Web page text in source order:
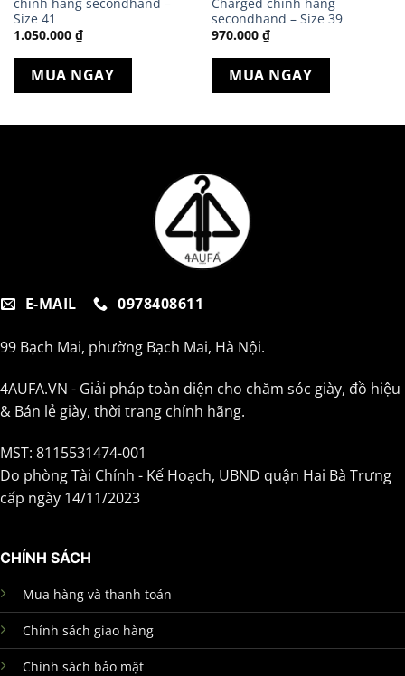
Size 41
1.050.000 ₫
MUA NGAY
secondhand – Size 39
970.000 ₫
MUA NGAY
E-MAIL 0978408611
99 Bạch Mai, phường Bạch Mai, Hà Nội.
4AUFA.VN - Giải pháp toàn diện cho chăm sóc giày, đồ hiệu
& Bán lẻ giày, thời trang chính hãng.
MST: 8115531474-001
Do phòng Tài Chính - Kế Hoạch, UBND quận Hai Bà Trưng
cấp ngày 14/11/2023
CHÍNH SÁCH
Mua hàng và thanh toán
Chính sách giao hàng
Chính sách bảo mật